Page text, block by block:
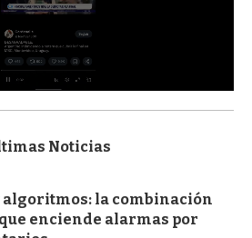
Noticias
algoritmos: la combinación
enciende alarmas por